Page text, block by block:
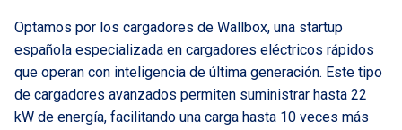
Optamos por los cargadores de Wallbox, una startup
española especializada en cargadores eléctricos rápidos
que operan con inteligencia de última generación. Este tipo
de cargadores avanzados permiten suministrar hasta 22
kW de energía, facilitando una carga hasta 10 veces más